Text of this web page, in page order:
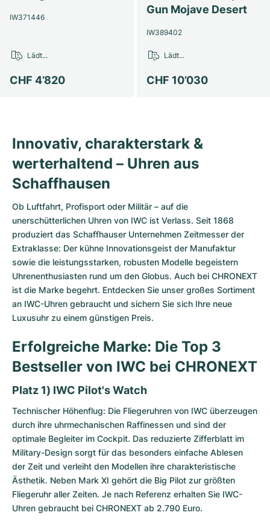
IW371446
CHF 4’820
Lädt...
Gun Mojave Desert
IW389402
CHF 10’030
Lädt...
Innovativ, charakterstark &
werterhaltend – Uhren aus
Schaffhausen
Ob Luftfahrt, Profisport oder Militär – auf die
unerschütterlichen Uhren von IWC ist Verlass. Seit 1868
produziert das Schaffhauser Unternehmen Zeitmesser der
Extraklasse: Der kühne Innovationsgeist der Manufaktur
sowie die leistungsstarken, robusten Modelle begeistern
Uhrenenthusiasten rund um den Globus. Auch bei CHRONEXT
ist die Marke begehrt. Entdecken Sie unser großes Sortiment
an IWC-Uhren gebraucht und sichern Sie sich Ihre neue
Luxusuhr zu einem günstigen Preis.
Erfolgreiche Marke: Die Top 3
Bestseller von IWC bei CHRONEXT
Platz 1) IWC Pilot's Watch
Technischer Höhenflug: Die Fliegeruhren von IWC überzeugen
durch ihre uhrmechanischen Raffinessen und sind der
optimale Begleiter im Cockpit. Das reduzierte Zifferblatt im
Military-Design sorgt für das besonders einfache Ablesen
der Zeit und verleiht den Modellen ihre charakteristische
Ästhetik. Neben Mark XI gehört die Big Pilot zur größten
Fliegeruhr aller Zeiten. Je nach Referenz erhalten Sie IWC-
Uhren gebraucht bei CHRONEXT ab 2.790 Euro.